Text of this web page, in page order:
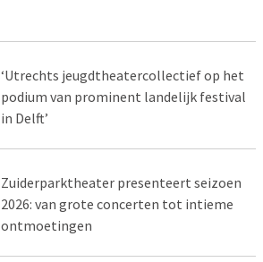
‘Utrechts jeugdtheatercollectief op het
podium van prominent landelijk festival
in Delft’
Zuiderparktheater presenteert seizoen
2026: van grote concerten tot intieme
ontmoetingen